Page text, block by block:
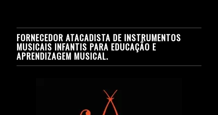
FORNECEDOR ATACADISTA DE INSTRUMENTOS
MUSICAIS INFANTIS PARA EDUCAÇÃO E
APRENDIZAGEM MUSICAL.